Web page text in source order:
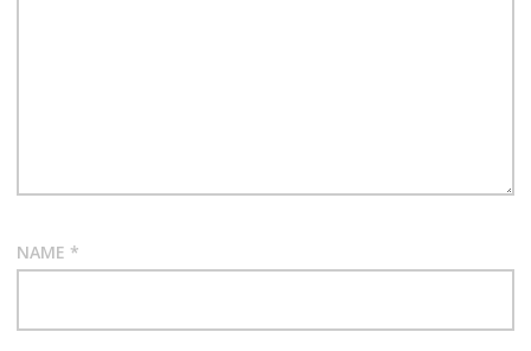
NAME *